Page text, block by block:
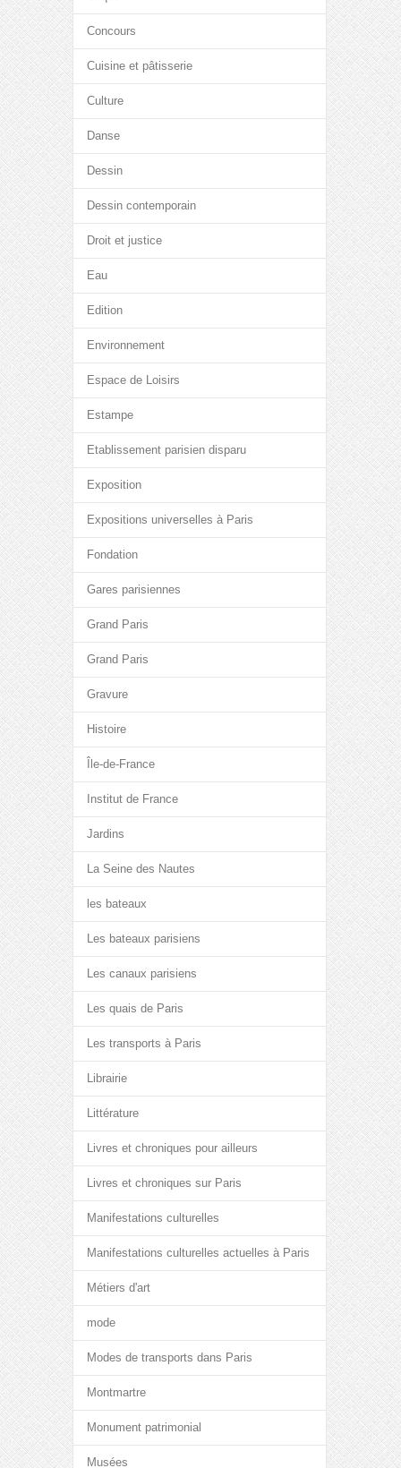
Concours
Cuisine et pâtisserie
Culture
Danse
Dessin
Dessin contemporain
Droit et justice
Eau
Edition
Environnement
Espace de Loisirs
Estampe
Etablissement parisien disparu
Exposition
Expositions universelles à Paris
Fondation
Gares parisiennes
Grand Paris
Grand Paris
Gravure
Histoire
Île-de-France
Institut de France
Jardins
La Seine des Nautes
les bateaux
Les bateaux parisiens
Les canaux parisiens
Les quais de Paris
Les transports à Paris
Librairie
Littérature
Livres et chroniques pour ailleurs
Livres et chroniques sur Paris
Manifestations culturelles
Manifestations culturelles actuelles à Paris
Métiers d'art
mode
Modes de transports dans Paris
Montmartre
Monument patrimonial
Musées